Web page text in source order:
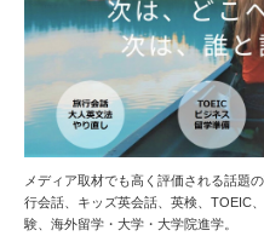
メディア取材でも高く評価される話題
行会話、キッズ英会話、英検、TOEIC
験、海外留学・大学・大学院進学。